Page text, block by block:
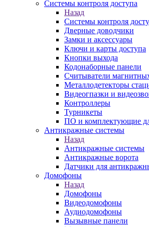
Системы контроля доступа
Назад
Системы контроля
Дверные доводчики
Замки и аксессуары
Ключи и карты доступа
Кнопки выхода
Кодонаборные панели
Считыватели
Металлодетекторы
Видеогпазки и
Контроллеры
Турникеты
ПО и комплектующие
Антикражные системы
Назад
Антикражные системы
Антикражные ворота
Датчики для
Домофоны
Назад
Домофоны
Видеодомофоны
Аудиодомофоны
Вызывные панели